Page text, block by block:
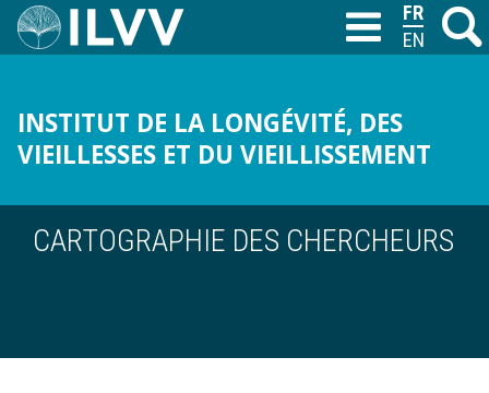
Aller
au
M
INSTITUT DE LA LONGÉVITÉ, DES
VIEILLESSES ET DU VIEILLISSEMENT
T
CARTOGRAPHIE DES CHERCHEURS
FRANÇAIS
ENGLISH